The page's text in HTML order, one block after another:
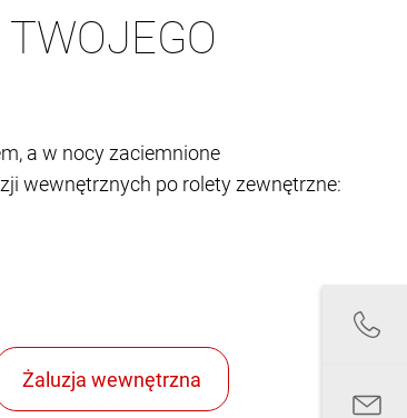
a w nocy zaciemnione
wewnętrznych po rolety zewnętrzne: